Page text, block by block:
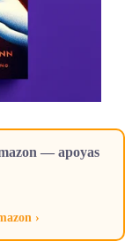
— apoyas
›